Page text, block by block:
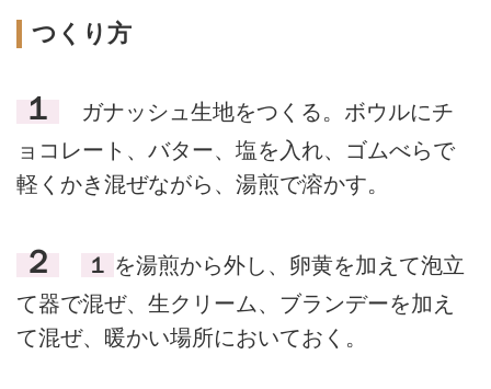
つくり方
１
ガナッシュ生地をつくる。ボウルにチ
ョコレート、バター、塩を入れ、ゴムべらで
軽くかき混ぜながら、湯煎で溶かす。
２ １ を湯煎から外し、卵黄を加えて泡立
て器で混ぜ、生クリーム、ブランデーを加え
て混ぜ、暖かい場所においておく。